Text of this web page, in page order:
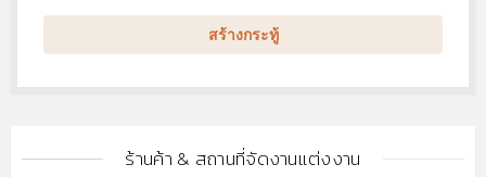
สร้างกระทู้
ร้านค้า & สถานที่จัดงานแต่งงาน